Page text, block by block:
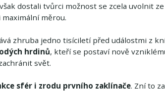
dostali tvůrci možnost se zcela uvolnit
měrou.
zhruba jedno tisíciletí před událostmi z
hrdinů, kteří se postaví nově
svět.
sfér i zrodu prvního zaklínače. Zní to